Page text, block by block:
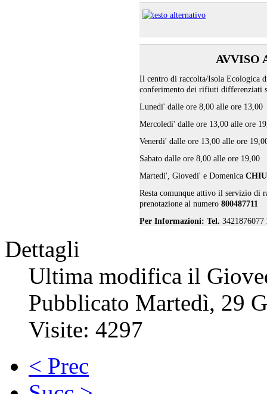
AVVISO
Il centro di raccolta/Isola Ecologica
conferimento dei rifiuti differenziati
Lunedi' dalle ore 8,00 alle ore 13,00
Mercoledi' dalle ore 13,00 alle ore
Venerdi' dalle ore 13,00 alle ore
Sabato dalle ore 8,00 alle ore 19,00
Martedi', Giovedi' e Domenica
Resta comunque attivo il servizio di
prenotazione al numero 800487711
Per Informazioni: Tel. 3421876077
Dettagli
Ultima modifica il
Pubblicato Martedì, 29
Visite: 4297
< Prec